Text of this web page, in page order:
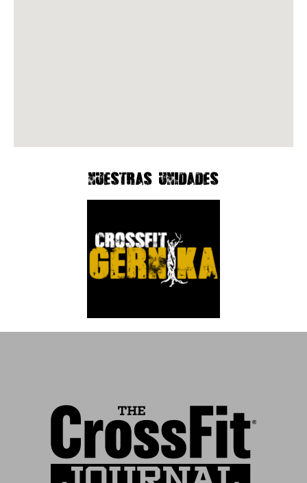
NUESTRAS UNIDADES